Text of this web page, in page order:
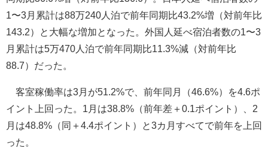
1〜3月累計は88万240人泊で前年同期比43.2%増（対前年比
143.2）と大幅な増加となった。外国人延べ宿泊者数の1〜3
月累計は5万470人泊で前年同期比11.3%減（対前年比
88.7）だった。
客室稼働率は3月が51.2%で、前年同月（46.6%）を4.6ポ
イント上回った。1月は38.8%（前年差＋0.1ポイント）、2
月は48.8%（同＋4.4ポイント）と3カ月すべてで前年を上回
った。